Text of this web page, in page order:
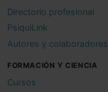
Directorio profesional
PsiquiLink
Autores y colaboradores
FORMACIÓN Y CIENCIA
Cursos